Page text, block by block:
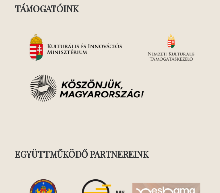
TÁMOGATÓINK
EGYÜTTMŰKÖDŐ PARTNEREINK